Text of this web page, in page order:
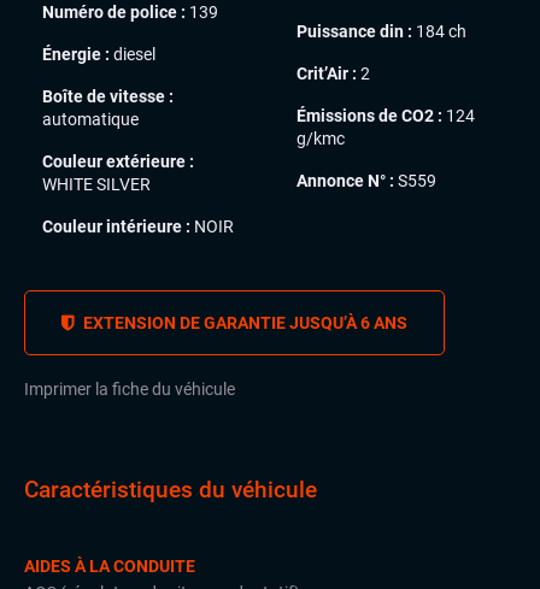
Numéro de police : 139
Énergie : diesel
Boîte de vitesse :
automatique
Couleur extérieure :
WHITE SILVER
Couleur intérieure : NOIR
Puissance din : 184 ch
Crit’Air : 2
Émissions de CO2 : 124
g/kmc
Annonce N° : S559
EXTENSION DE GARANTIE JUSQU’À 6 ANS
Imprimer la fiche du véhicule
Caractéristiques du véhicule
AIDES À LA CONDUITE